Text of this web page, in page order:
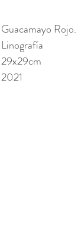
Guacamayo Rojo.
Linografía
29x29cm
2021